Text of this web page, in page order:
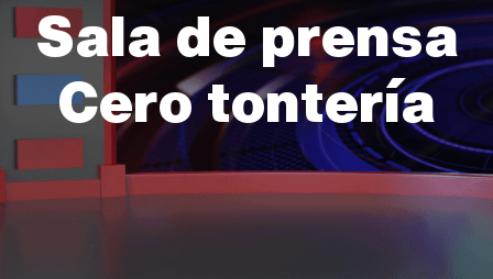
Sala de prensa
Cero tontería